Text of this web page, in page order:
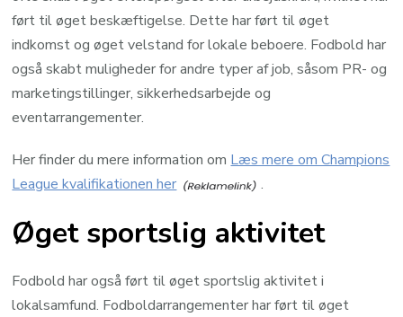
ført til øget beskæftigelse. Dette har ført til øget
indkomst og øget velstand for lokale beboere. Fodbold har
også skabt muligheder for andre typer af job, såsom PR- og
marketingstillinger, sikkerhedsarbejde og
eventarrangementer.
Her finder du mere information omLæs mere om Champions
League kvalifikationen her
.
Øget sportslig aktivitet
Fodbold har også ført til øget sportslig aktivitet i
lokalsamfund. Fodboldarrangementer har ført til øget